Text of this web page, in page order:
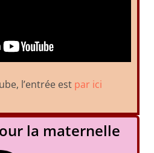
l’entrée est par ici
la maternelle